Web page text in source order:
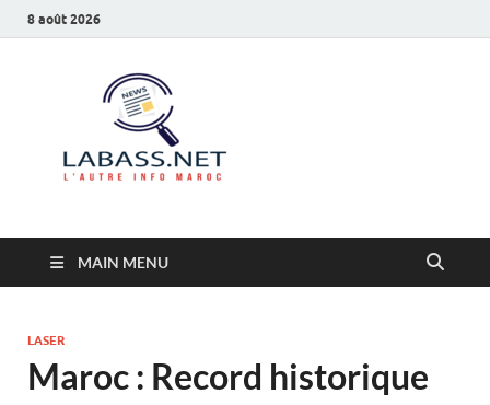
8 août 2026
MAIN MENU
LASER
Maroc : Record historique